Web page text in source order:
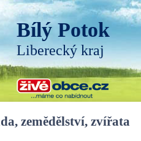
Bílý Potok
Liberecký kraj
zemědělství, zvířata